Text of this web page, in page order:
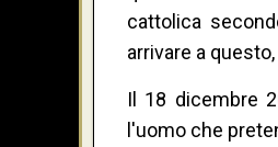
cattolica
arrivare a
Il 18 dicembre
l'uomo che